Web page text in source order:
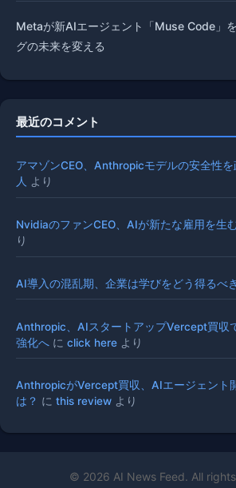
Metaが新AIエージェント「Muse Code」
グの未来を変える
最近のコメント
アマゾンCEO、Anthropicモデルの安全性を
人 より
NvidiaのファンCEO、AIが新たな雇用を生
り
AI導入の混乱期、企業は学びをどう得るべ
Anthropic、AIスタートアップVercept買収
強化へ に click here より
AnthropicがVercept買収、AIエージェント
は？ に this review より
© 2026 AI News Feed. All